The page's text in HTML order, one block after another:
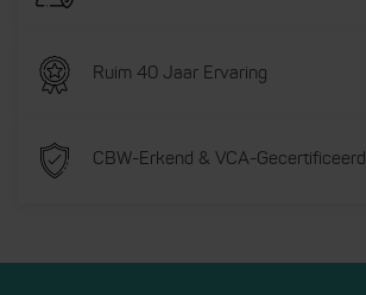
Ruim 40 Jaar Ervaring
CBW-Erkend & VCA-Gecertificeerd